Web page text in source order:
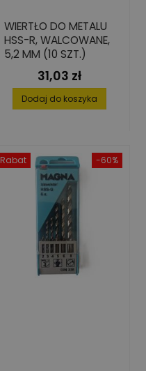
WIERTŁO DO METALU
HSS-R, WALCOWANE,
5,2 MM (10 SZT.)
Cena
31,03 zł
Dodaj do koszyka
-60%
Rabat